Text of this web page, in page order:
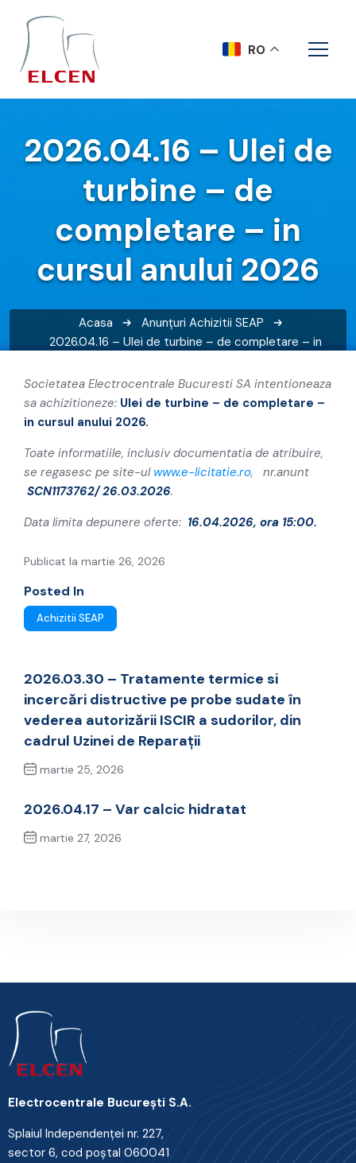
2026.04.16 – Ulei de
turbine – de
completare – in
cursul anului 2026
Acasa Anunțuri Achizitii SEAP
2026.04.16 – Ulei de turbine – de completare – in
Societatea Electrocentrale Bucuresti SA intentioneaza
sa achizitioneze: Ulei de turbine – de completare –
in cursul anului 2026.
Toate informatiile, inclusiv documentatia de atribuire,
se regasesc pe site-ul www.e-licitatie.ro, nr.anunt
SCN1173762/ 26.03.2026.
Data limita depunere oferte: 16.04.2026, ora 15:00.
Publicat la martie 26, 2026
Posted In
Achizitii SEAP
2026.03.30 – Tratamente termice si
incercări distructive pe probe sudate în
vederea autorizării ISCIR a sudorilor, din
cadrul Uzinei de Reparaţii
martie 25, 2026
2026.04.17 – Var calcic hidratat
martie 27, 2026
Electrocentrale Bucureşti S.A.
Splaiul Independenţei nr. 227,
sector 6, cod poştal 060041
RO